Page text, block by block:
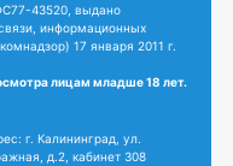
43520, выдано
информационных
17 января 2011 г.
лицам младше 18 лет.
г. Калининград, ул.
д.2, кабинет 308